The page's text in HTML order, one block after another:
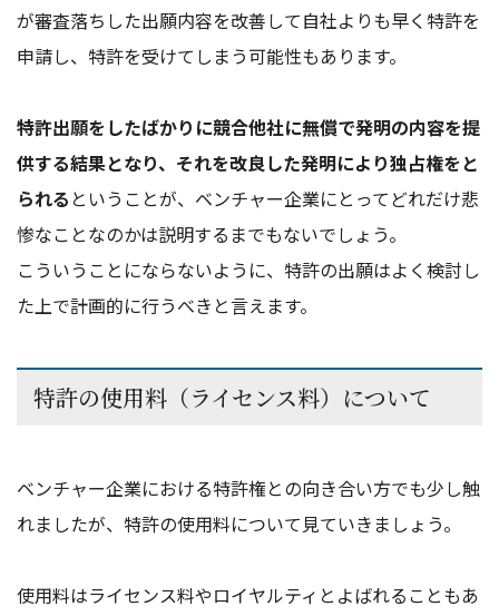
が審査落ちした出願内容を改善して自社よりも早く特許を
申請し、特許を受けてしまう可能性もあります。
特許出願をしたばかりに競合他社に無償で発明の内容を提
供する結果となり、それを改良した発明により独占権をと
られる ということが、ベンチャー企業にとってどれだけ悲
惨なことなのかは説明するまでもないでしょう。
こういうことにならないように、特許の出願はよく検討し
た上で計画的に行うべきと言えます。
特許の使用料（ライセンス料）について
ベンチャー企業における特許権との向き合い方でも少し触
れましたが、特許の使用料について見ていきましょう。
使用料はライセンス料やロイヤルティとよばれることもあ